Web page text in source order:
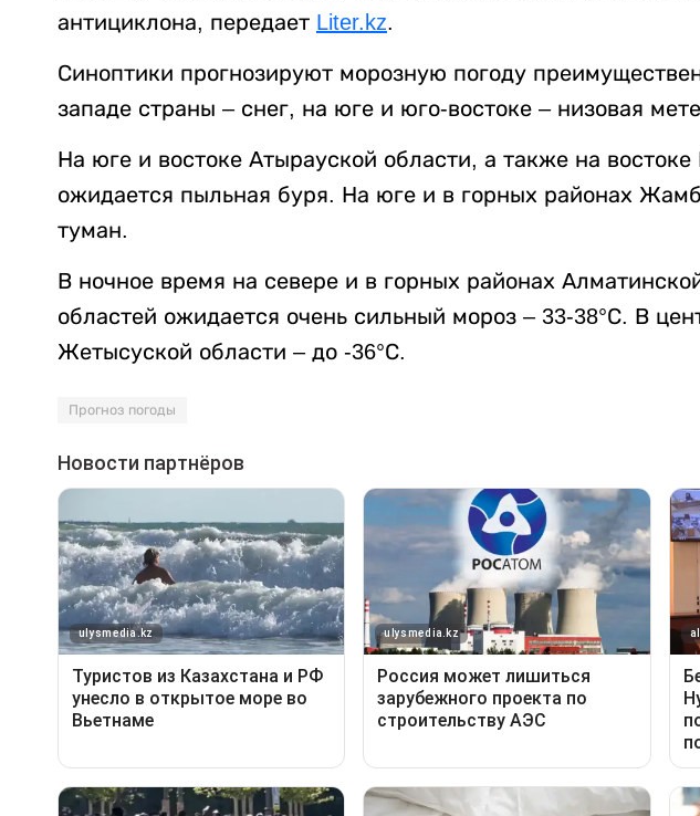
антициклона, передает Liter.kz.
Синоптики прогнозируют морозную погоду
западе страны – снег, на юге и юго-востоке – низовая
На юге и востоке Атырауской области, а также на востоке
ожидается пыльная буря. На юге и в горных районах
туман.
В ночное время на севере и в горных районах
областей ожидается очень сильный мороз – 33-38°С. В
Жетысуской области – до -36°С.
Прогноз погоды